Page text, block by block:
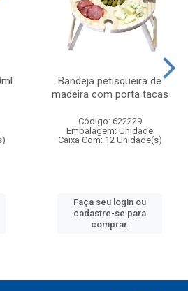
Bandeja petisqueira de
madeira com porta tacas
Código: 622229
Embalagem: Unidade
Caixa Com: 12 Unidade(s)
Faça seu login ou
cadastre-se para
comprar.